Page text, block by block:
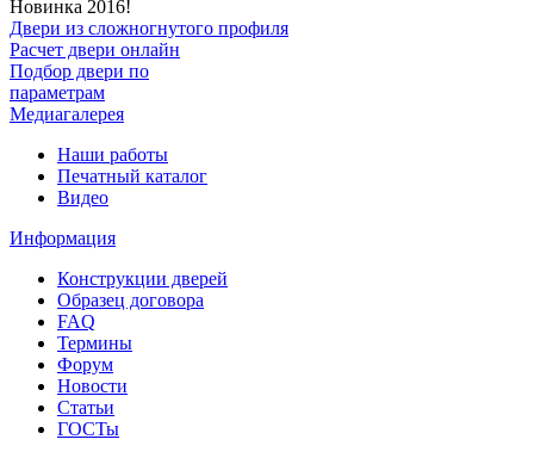
Новинка 2016!
Двери из сложногнутого профиля
Расчет двери онлайн
Подбор двери по
параметрам
Медиагалерея
Наши работы
Печатный каталог
Видео
Информация
Конструкции дверей
Образец договора
FAQ
Термины
Форум
Новости
Статьи
ГОСТы